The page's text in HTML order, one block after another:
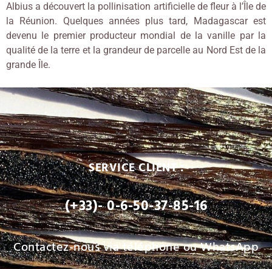
Albius a découvert la pollinisation artificielle de fleur à l’Île de
la Réunion. Quelques années plus tard, Madagascar est
devenu le premier producteur mondial de la vanille par la
qualité de la terre et la grandeur de parcelle au Nord Est de la
grande Île.
SERVICE CLIENT :
(+33)- 0-6-50-37-85-16
Contactez-nous via téléphone ou WhatsApp